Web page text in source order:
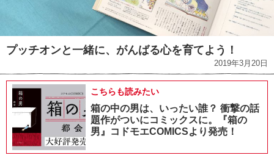
プッチオンと一緒に、がんばる心を育てよう！
2019年3月20日
こちらも読みたい
箱の中の男は、いったい誰？ 衝撃の話
題作がついにコミックスに。『箱の
男』コドモエCOMICSより発売！